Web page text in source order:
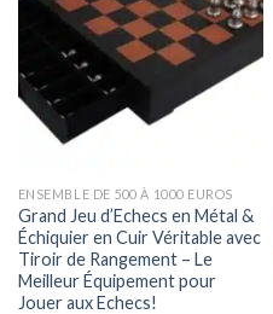
ENSEMBLE DE 500 À 1000 EUROS
Grand Jeu d’Echecs en Métal &
Échiquier en Cuir Véritable avec
Tiroir de Rangement – Le
Meilleur Équipement pour
Jouer aux Echecs!